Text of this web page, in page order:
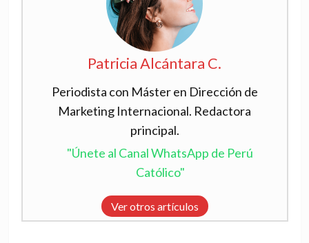
Patricia Alcántara C.
Periodista con Máster en Dirección de
Marketing Internacional. Redactora
principal.
"Únete al Canal WhatsApp de Perú
Católico"
Ver otros artículos